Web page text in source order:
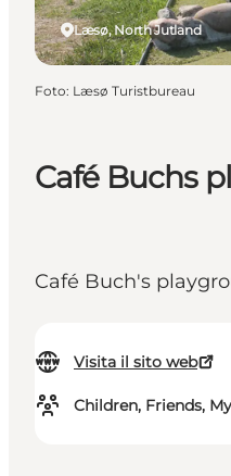
Café Buchs
Café Buch's
Visita il sito web
Children, Friends,
Læsø, North Jutland
Foto: Læsø Turistbureau